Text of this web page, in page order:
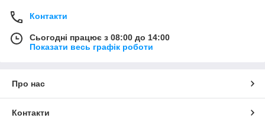
Контакти
Сьогодні працює з 08:00 до 14:00
Показати весь графік роботи
Про нас
Контакти